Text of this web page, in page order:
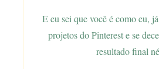
E eu sei que você é como eu,
projetos do Pinterest e se
resultado final